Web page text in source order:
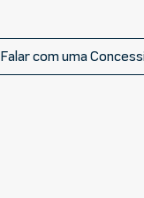
Falar com uma